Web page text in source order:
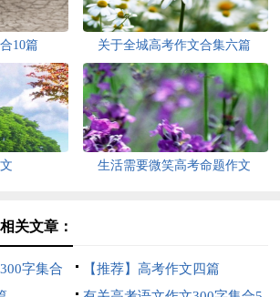
10篇 关于全城高考作文合集六篇
生活需要微笑高考命题作文
关文章：
字集合
【推荐】高考作文四篇